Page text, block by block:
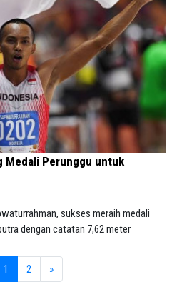
Medali Perunggu untuk
sukses meraih medali
dengan catatan 7,62 meter
1 2 »